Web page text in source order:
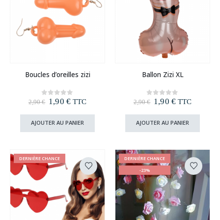
Boucles d’oreilles zizi
0 out of 5
2,90€ Le
initial
était :
2,90 €.
1,90 €Le
actuel
est :
1,90 €.
TTC
AJOUTER AU PANIER
Ballon Zizi XL
0 out of 5
2,90€ Le
initial
était :
2,90 €.
1,90 €Le
actuel
est :
1,90 €.
TTC
AJOUTER AU PANIER
DERNIÈRE CHANCE
DERNIÈRE CHANCE
-23%